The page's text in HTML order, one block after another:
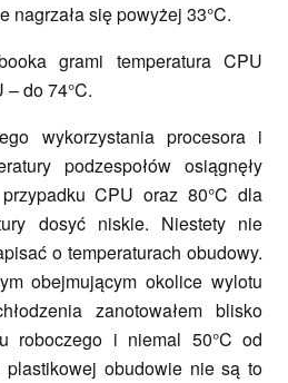
nagrzała się powyżej 33°C.
grami temperatura CPU
– do 74°C.
wykorzystania procesora i
podzespołów osiągnęły
CPU oraz 80°C dla
dosyć niskie. Niestety nie
o temperaturach obudowy.
obejmującym okolice wylotu
zanotowałem blisko
roboczego i niemal 50°C od
obudowie nie są to